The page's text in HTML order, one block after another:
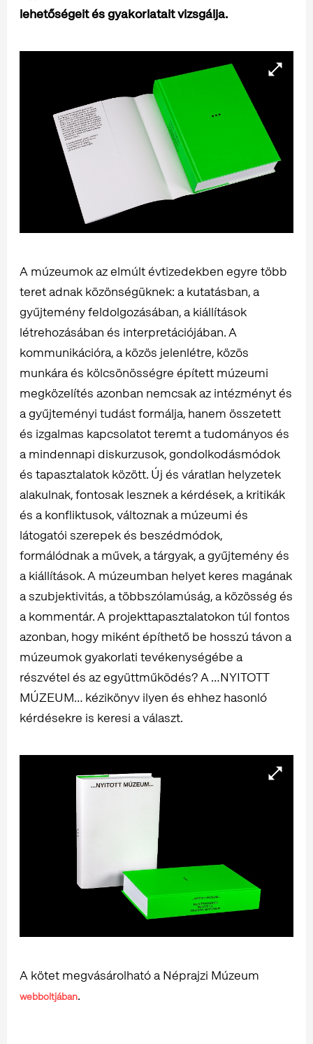
lehetőségeit és gyakorlatait vizsgálja.
A múzeumok az elmúlt évtizedekben egyre több
teret adnak közönségüknek: a kutatásban, a
gyűjtemény feldolgozásában, a kiállítások
létrehozásában és interpretációjában. A
kommunikációra, a közös jelenlétre, közös
munkára és kölcsönösségre épített múzeumi
megközelítés azonban nemcsak az intézményt és
a gyűjteményi tudást formálja, hanem összetett
és izgalmas kapcsolatot teremt a tudományos és
a mindennapi diskurzusok, gondolkodásmódok
és tapasztalatok között. Új és váratlan helyzetek
alakulnak, fontosak lesznek a kérdések, a kritikák
és a konfliktusok, változnak a múzeumi és
látogatói szerepek és beszédmódok,
formálódnak a művek, a tárgyak, a gyűjtemény és
a kiállítások. A múzeumban helyet keres magának
a szubjektivitás, a többszólamúság, a közösség és
a kommentár. A projekttapasztalatokon túl fontos
azonban, hogy miként építhető be hosszú távon a
múzeumok gyakorlati tevékenységébe a
részvétel és az együttműködés? A …NYITOTT
MÚZEUM… kézikönyv ilyen és ehhez hasonló
kérdésekre is keresi a választ.
A kötet megvásárolható a Néprajzi Múzeum
webboltjában.